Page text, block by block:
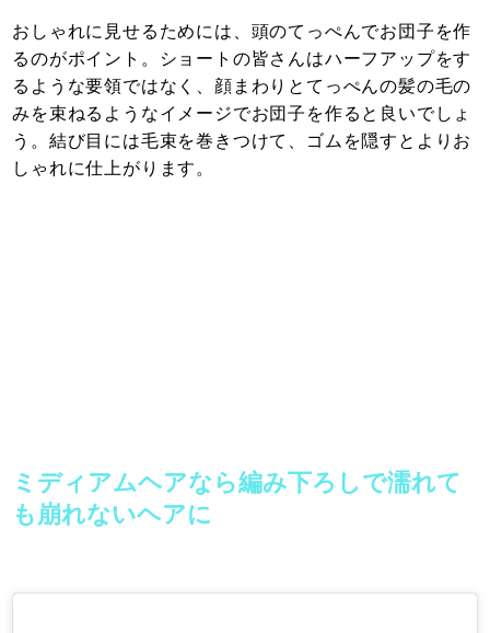
おしゃれに見せるためには、頭のてっぺんでお団子を作
るのがポイント。ショートの皆さんはハーフアップをす
るような要領ではなく、顔まわりとてっぺんの髪の毛の
みを束ねるようなイメージでお団子を作ると良いでしょ
う。結び目には毛束を巻きつけて、ゴムを隠すとよりお
しゃれに仕上がります。
ミディアムヘアなら編み下ろしで濡れて
も崩れないヘアに